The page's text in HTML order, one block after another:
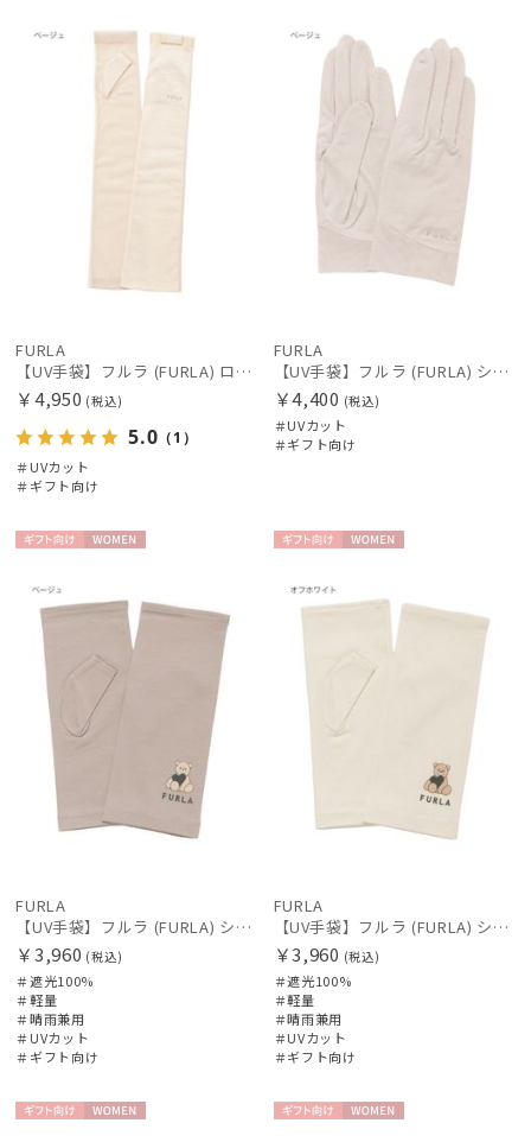
レディース
カテゴリー
傘機能
マフラー・ストール・スカーフ
帽子
お気に入り
向け
N
FURLA
【UV手袋】フルラ (FURLA) ロング ＵＶ手袋 リボン 指無し
￥4,950 (税込)
5.0 （1）
＃UVカット
＃ギフト向け
向け
N
FURLA
【UV手袋】フルラ (FURLA) ショート ＵＶ手袋 ロゴ刺繍 5本指 接触冷感
￥4,400 (税込)
＃UVカット
＃ギフト向け
向け
FURLA
【UV手袋】フルラ (FURLA) ショート ＵＶ手袋 ハートベア 指無し
￥3,960 (税込)
＃遮光100%
＃軽量
＃晴雨兼用
＃UVカット
＃ギフト向け
向け
FURLA
【UV手袋】フルラ (FURLA) ショート ＵＶ手袋 ハートベア 指無し
￥3,960 (税込)
＃遮光100%
＃軽量
＃晴雨兼用
＃UVカット
＃ギフト向け